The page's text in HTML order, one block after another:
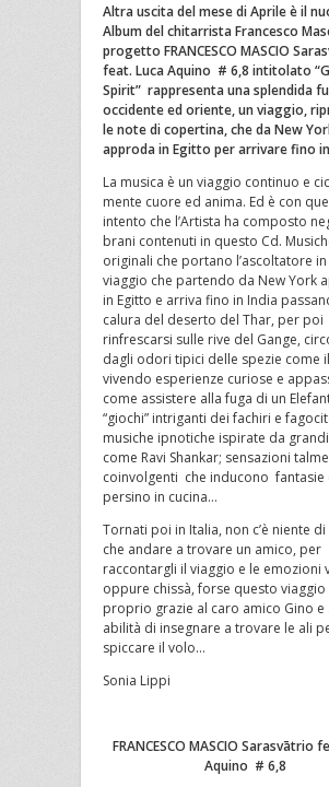
Altra uscita del mese di Aprile è il
Album del chitarrista Francesco
progetto FRANCESCO MASCIO
feat. Luca Aquino # 6,8 intitolato
Spirit” rappresenta una splendida
occidente ed oriente, un viaggio,
le note di copertina, che da New
approda in Egitto per arrivare fino
La musica è un viaggio continuo e
mente cuore ed anima. Ed è con
intento che l’Artista ha composto
brani contenuti in questo Cd.
originali che portano l’ascoltatore in
viaggio che partendo da New York
in Egitto e arriva fino in India
calura del deserto del Thar, per poi
rinfrescarsi sulle rive del Gange,
dagli odori tipici delle spezie come
vivendo esperienze curiose e
come assistere alla fuga di un
“giochi” intriganti dei fachiri e
musiche ipnotiche ispirate da
come Ravi Shankar; sensazioni
coinvolgenti che inducono fantasie
persino in cucina…
Tornati poi in Italia, non c’è niente
che andare a trovare un amico, per
raccontargli il viaggio e le emozioni
oppure chissà, forse questo viaggio
proprio grazie al caro amico Gino e
abilità di insegnare a trovare le ali
spiccare il volo…
Sonia Lippi
FRANCESCO MASCIO Sarasvātrio
Aquino # 6,8